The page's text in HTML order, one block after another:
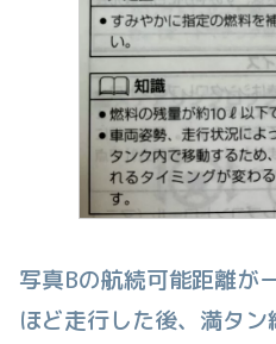
写真Bの航続可能距離が
ほど走行した後、満タ